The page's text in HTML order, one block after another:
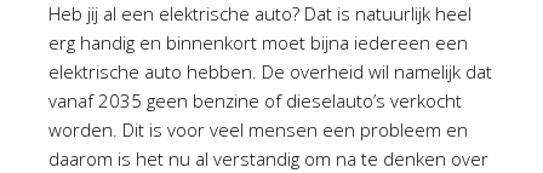
Heb jij al een elektrische auto? Dat is natuurlijk heel
erg handig en binnenkort moet bijna iedereen een
elektrische auto hebben. De overheid wil namelijk dat
vanaf 2035 geen benzine of dieselauto’s verkocht
worden. Dit is voor veel mensen een probleem en
daarom is het nu al verstandig om na te denken over